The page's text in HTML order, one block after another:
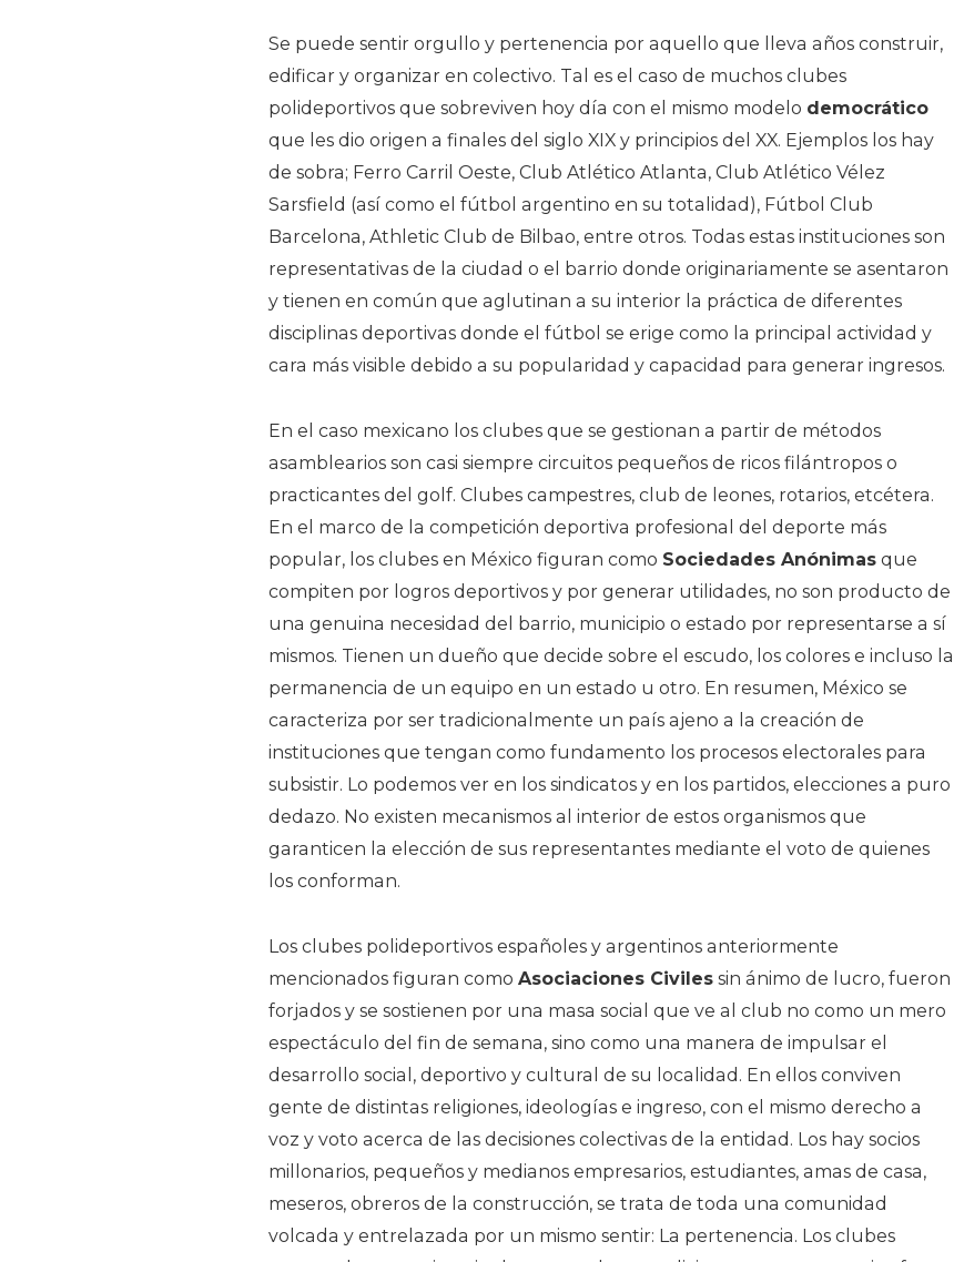
Se puede sentir orgullo y pertenencia por aquello que lleva años construir,
edificar y organizar en colectivo. Tal es el caso de muchos clubes
polideportivos que sobreviven hoy día con el mismo modelo democrático
que les dio origen a finales del siglo XIX y principios del XX. Ejemplos los hay
de sobra; Ferro Carril Oeste, Club Atlético Atlanta, Club Atlético Vélez
Sarsfield (así como el fútbol argentino en su totalidad), Fútbol Club
Barcelona, Athletic Club de Bilbao, entre otros. Todas estas instituciones son
representativas de la ciudad o el barrio donde originariamente se asentaron
y tienen en común que aglutinan a su interior la práctica de diferentes
disciplinas deportivas donde el fútbol se erige como la principal actividad y
cara más visible debido a su popularidad y capacidad para generar ingresos.
En el caso mexicano los clubes que se gestionan a partir de métodos
asamblearios son casi siempre circuitos pequeños de ricos filántropos o
practicantes del golf. Clubes campestres, club de leones, rotarios, etcétera.
En el marco de la competición deportiva profesional del deporte más
popular, los clubes en México figuran como Sociedades Anónimas que
compiten por logros deportivos y por generar utilidades, no son producto de
una genuina necesidad del barrio, municipio o estado por representarse a sí
mismos. Tienen un dueño que decide sobre el escudo, los colores e incluso la
permanencia de un equipo en un estado u otro. En resumen, México se
caracteriza por ser tradicionalmente un país ajeno a la creación de
instituciones que tengan como fundamento los procesos electorales para
subsistir. Lo podemos ver en los sindicatos y en los partidos, elecciones a puro
dedazo. No existen mecanismos al interior de estos organismos que
garanticen la elección de sus representantes mediante el voto de quienes
los conforman.
Los clubes polideportivos españoles y argentinos anteriormente
mencionados figuran como Asociaciones Civiles sin ánimo de lucro, fueron
forjados y se sostienen por una masa social que ve al club no como un mero
espectáculo del fin de semana, sino como una manera de impulsar el
desarrollo social, deportivo y cultural de su localidad. En ellos conviven
gente de distintas religiones, ideologías e ingreso, con el mismo derecho a
voz y voto acerca de las decisiones colectivas de la entidad. Los hay socios
millonarios, pequeños y medianos empresarios, estudiantes, amas de casa,
meseros, obreros de la construcción, se trata de toda una comunidad
volcada y entrelazada por un mismo sentir: La pertenencia. Los clubes